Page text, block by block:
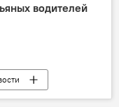
водителей